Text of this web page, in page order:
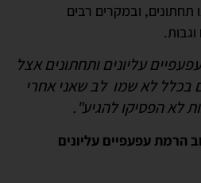
תחתונים, ובמקרים רבים
עליונים ותחתונים אצל
בכלל לא שמו לב שאני אחרי
לא הפסיקו להגיע".
הרמת עפעפיים עליונים